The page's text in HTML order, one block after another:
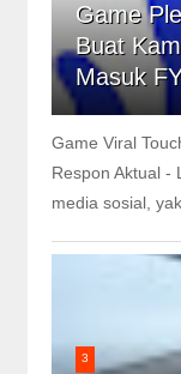
Game
Buat
Masuk
Game Viral
Respon Aktual -
media sosial,
3